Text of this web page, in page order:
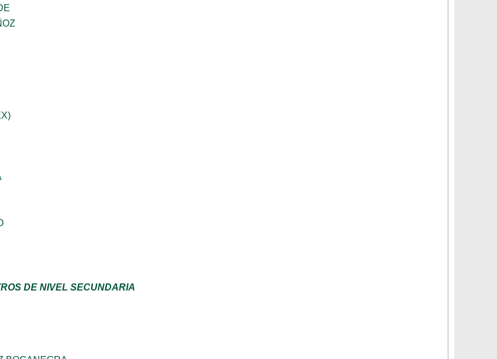
DE NIVEL SECUNDARIA